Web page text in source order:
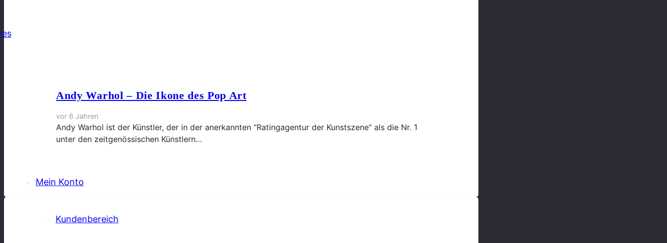
Mein Konto
Kundenbereich
Andy Warhol – Die Ikone des Pop Art
vor 6 Jahren
Andy Warhol ist der Künstler, der in der anerkannten “Ratingagentur der Kunstszene” als die Nr. 1
unter den zeitgenössischen Künstlern…